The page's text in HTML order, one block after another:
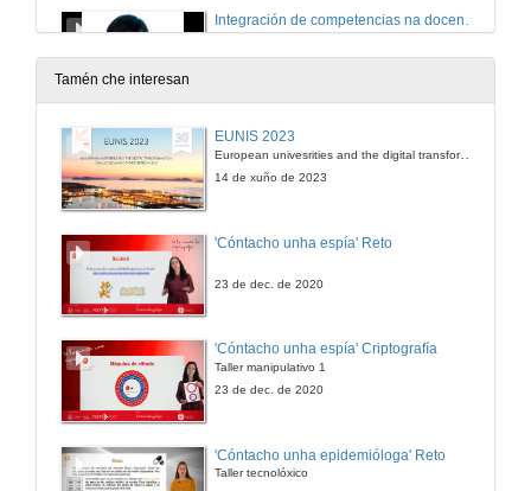
Valoración da adquisición de competencias e a sua avaliación
15 de xul. de 2008
Tamén che interesan
EUNIS 2023
European univesrities and the digital transformation: challenges and opportunities ahead
14 de xuño de 2023
'Cóntacho unha espía' Reto
23 de dec. de 2020
'Cóntacho unha espía' Criptografía
Taller manipulativo 1
23 de dec. de 2020
'Cóntacho unha epidemióloga' Reto
Taller tecnolóxico